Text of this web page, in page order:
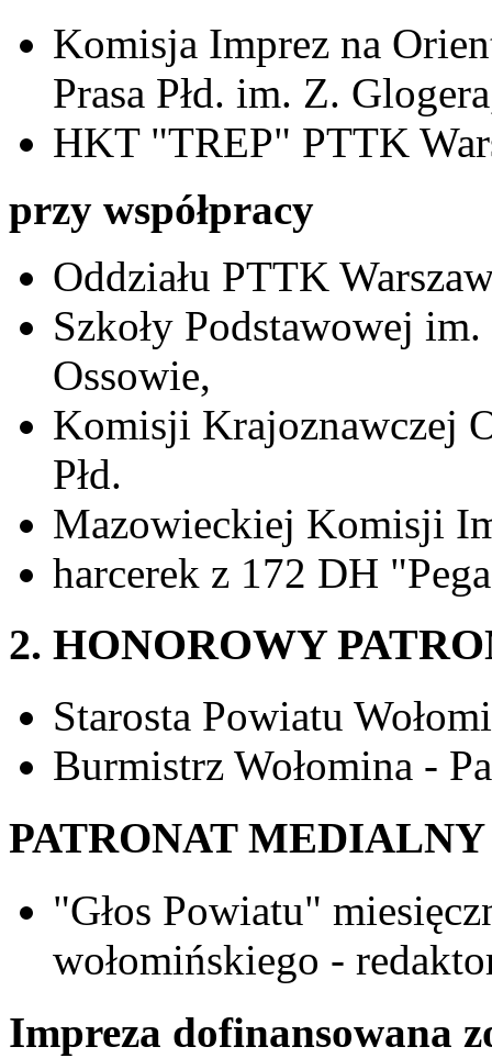
Komisja Imprez na
Prasa Płd. im. Z.
HKT "TREP" PTTK
przy współpracy
Oddziału PTTK
Szkoły Podstawowej
Ossowie,
Komisji Krajoznawczej
Płd.
Mazowieckiej Komisji
harcerek z 172 DH
2. HONOROWY
Starosta Powiatu
Burmistrz Wołomina -
PATRONAT MEDIALNY
"Głos Powiatu"
wołomińskiego -
Impreza dofinansowana